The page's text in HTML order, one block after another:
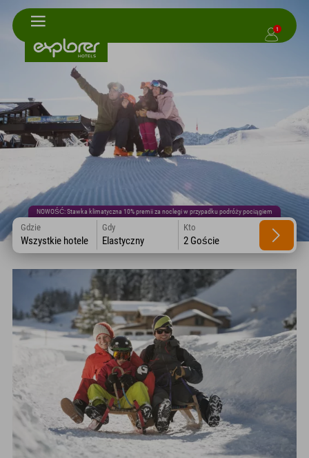
1
NOWOŚĆ: Stawka klimatyczna 10% premii za noclegi w przypadku podróży pociągiem
Gdzie
Wszystkie hotele
Gdy
Elastyczny
Kto
2 Goście